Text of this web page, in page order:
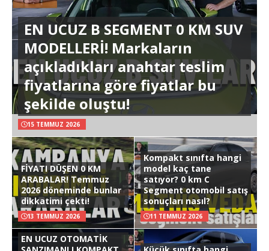
EN UCUZ B SEGMENT 0 KM SUV
MODELLERİ! Markaların
açıkladıkları anahtar teslim
fiyatlarına göre fiyatlar bu
şekilde oluştu!
15 TEMMUZ 2026
FİYATI DÜŞEN 0 KM
ARABALAR! Temmuz
2026 döneminde bunlar
dikkatimi çekti!
13 TEMMUZ 2026
Kompakt sınıfta hangi
model kaç tane
satıyor? 0 km C
Segment otomobil satış
sonuçları nasıl?
11 TEMMUZ 2026
EN UCUZ OTOMATİK